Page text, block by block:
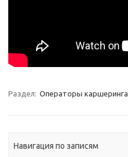
Раздел: Операторы каршеринга
Навигация по записям